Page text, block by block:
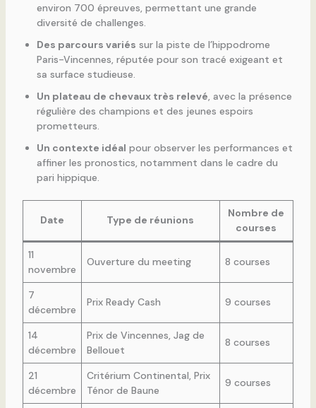
environ 700 épreuves, permettant une grande
diversité de challenges.
Des parcours variés sur la piste de l’hippodrome
Paris-Vincennes, réputée pour son tracé exigeant et
sa surface studieuse.
Un plateau de chevaux très relevé, avec la présence
régulière des champions et des jeunes espoirs
prometteurs.
Un contexte idéal pour observer les performances et
affiner les pronostics, notamment dans le cadre du
pari hippique.
Date Type de réunions
Nombre de
courses
11
novembre
Ouverture du meeting 8 courses
7
décembre
Prix Ready Cash 9 courses
14
décembre
Prix de Vincennes, Jag de
Bellouet
8 courses
21
décembre
Critérium Continental, Prix
Ténor de Baune
9 courses